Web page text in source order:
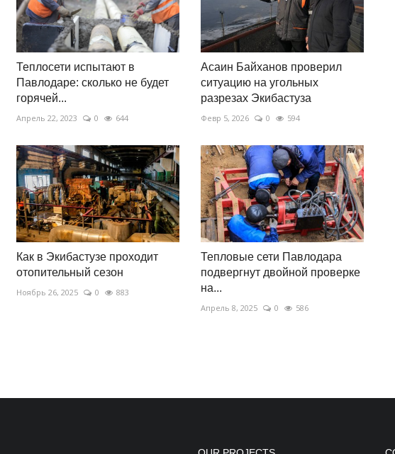
Теплосети испытают в
Павлодаре: сколько не будет
горячей...
Апрель 22, 2023 0 644
Асаин Байханов проверил
ситуацию на угольных
разрезах Экибастуза
Февр 5, 2026 0 594
Как в Экибастузе проходит
отопительный сезон
Ноябрь 26, 2025 0 883
Тепловые сети Павлодара
подвергнут двойной проверке
на...
Апрель 8, 2025 0 586